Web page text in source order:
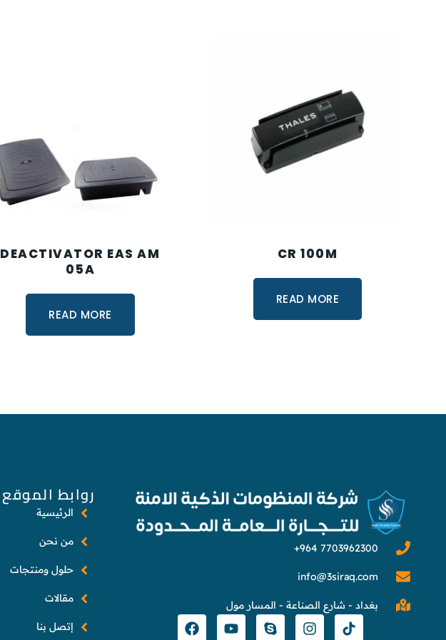
DEACTIVATOR EAS AM
05A
READ MORE
CR 100M
READ MORE
info@3siraq.com
بغداد - شارع الصناعة - المسار مول
روابط الموقع
الرئيسية
من نحن
حلول ومنتجات
مقالات
إتصل بنا